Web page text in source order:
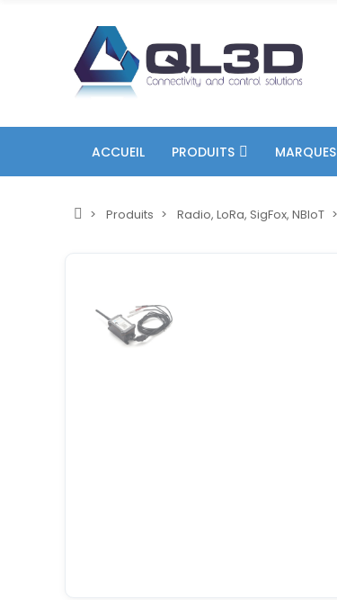
ACCUEIL PRODUITS MARQUES
Produits Radio, LoRa, SigFox, NBIoT